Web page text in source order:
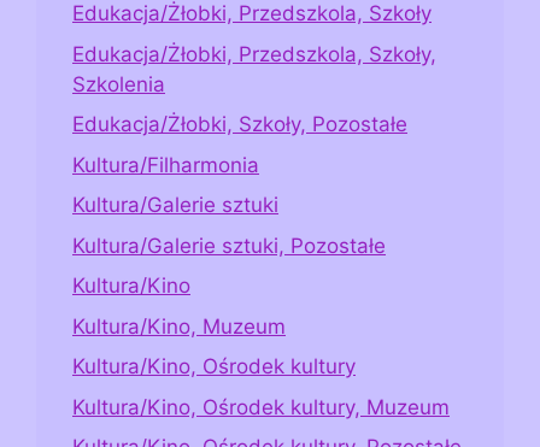
Edukacja/Żłobki, Przedszkola, Szkoły
Edukacja/Żłobki, Przedszkola, Szkoły,
Szkolenia
Edukacja/Żłobki, Szkoły, Pozostałe
Kultura/Filharmonia
Kultura/Galerie sztuki
Kultura/Galerie sztuki, Pozostałe
Kultura/Kino
Kultura/Kino, Muzeum
Kultura/Kino, Ośrodek kultury
Kultura/Kino, Ośrodek kultury, Muzeum